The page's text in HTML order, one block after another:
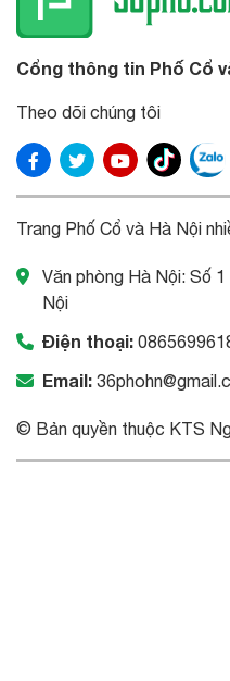
Cổng thông tin Phố Cổ
Theo dõi chúng tôi
Trang Phố Cổ và Hà Nội
Văn phòng Hà Nội: Số
Nội
Điện thoại:
Email:
© Bản quyền thuộc KTS